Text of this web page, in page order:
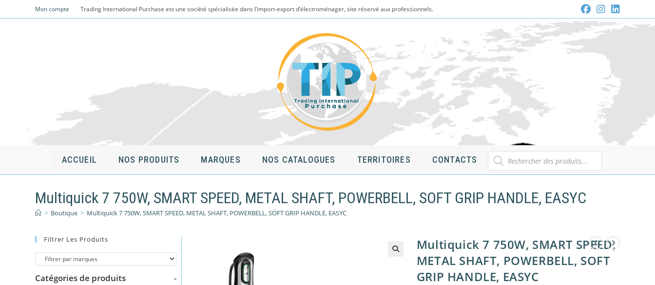
to
Mon compte Trading International Purchase est une société spécialisée dans l’import-export d’électroménager, site réservé aux professionnels.
ACCUEIL NOS PRODUITS MARQUES NOS CATALOGUES TERRITOIRES CONTACTS
Recherche
de
produits
Multiquick 7 750W, SMART SPEED, METAL SHAFT, POWERBELL, SOFT GRIP HANDLE, EASYC
> Boutique > Multiquick 7 750W, SMART SPEED, METAL SHAFT, POWERBELL, SOFT GRIP HANDLE, EASYC
Multiquick 7 750W, SMART SPEED,
METAL SHAFT, POWERBELL, SOFT
GRIP HANDLE, EASYC
Filtrer Les Produits
Catégories de produits -